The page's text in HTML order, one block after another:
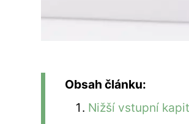
Obsah článku:
Nižší vstupní